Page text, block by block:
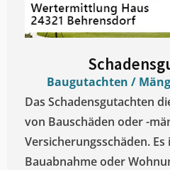
Baugutachten /
Das Schadensgutachten
von Bauschäden oder -
Versicherungsschäden.
Bauabnahme oder